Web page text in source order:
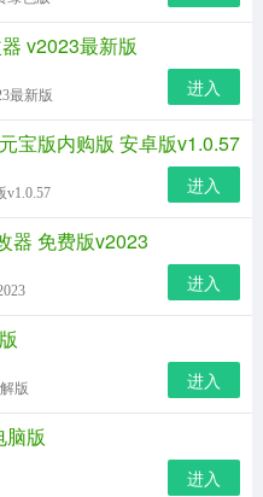
v2023最新版
最新版 进入
宝版内购版 安卓版v1.0.57
v1.0.57 进入
器 免费版v2023
进入
版 进入
脑版
进入